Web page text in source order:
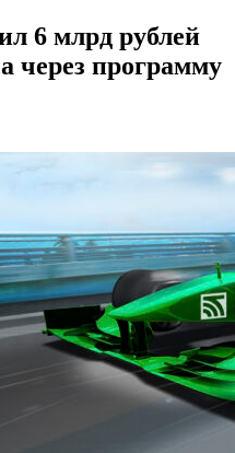
6 млрд рублей
через программу